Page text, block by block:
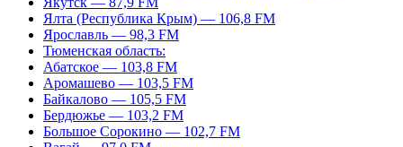
Ялта (Республика Крым) — 106,8 FM
Ярославль — 98,3 FM
Тюменская область:
Абатское — 103,8 FM
Аромашево — 103,5 FM
Байкалово — 105,5 FM
Бердюжье — 103,2 FM
Большое Сорокино — 102,7 FM